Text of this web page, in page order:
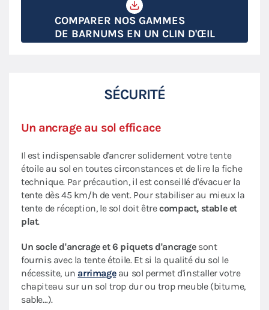
COMPARER NOS GAMMES
DE BARNUMS EN UN CLIN D'ŒIL
SÉCURITÉ
Un ancrage au sol efficace
Il est indispensable d'ancrer solidement votre tente
étoile au sol en toutes circonstances et de lire la fiche
technique. Par précaution, il est conseillé d'évacuer la
tente dès 45 km/h de vent. Pour stabiliser au mieux la
tente de réception, le sol doit êtrecompact, stable et
plat.
Un socle d'ancrage et 6 piquets d'ancragesont
fournis avec la tente étoile. Et si la qualité du sol le
nécessite, un arrimageau sol permet d'installer votre
chapiteau sur un sol trop dur ou trop meuble (bitume,
sable…).